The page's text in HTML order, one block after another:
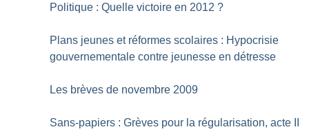
Politique : Quelle victoire en 2012 ?
Plans jeunes et réformes scolaires : Hypocrisie
gouvernementale contre jeunesse en détresse
Les brèves de novembre 2009
Sans-papiers : Grèves pour la régularisation, acte II